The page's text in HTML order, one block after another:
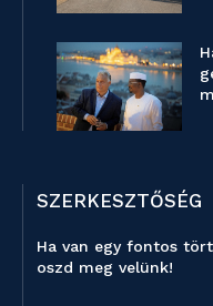
SZERKESZTŐSÉG
Ha van egy fontos
oszd meg velünk!